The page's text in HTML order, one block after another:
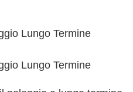
Lungo Termine
Lungo Termine